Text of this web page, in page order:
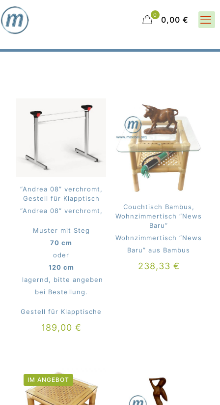
0 0,00 €
“Andrea 08” verchromt,
Gestell für Klapptisch
“Andrea 08” verchromt,
Muster mit Steg
70 cm
oder
120 cm
lagernd, bitte angeben
bei Bestellung.
Gestell für Klapptische
189,00 €
Couchtisch Bambus,
Wohnzimmertisch “News
Baru”
Wohnzimmertisch “News
Baru” aus Bambus
238,33 €
IM ANGEBOT